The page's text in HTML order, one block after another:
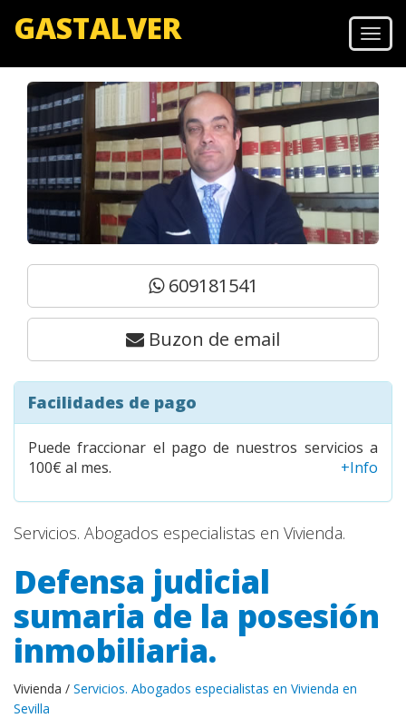
GASTALVER
609181541
Buzon de email
Facilidades de pago
Puede fraccionar el pago de nuestros servicios a
100€ al mes.
+Info
Servicios. Abogados especialistas en Vivienda.
Defensa judicial
sumaria de la posesión
inmobiliaria.
Vivienda / Servicios. Abogados especialistas en Vivienda en
Sevilla